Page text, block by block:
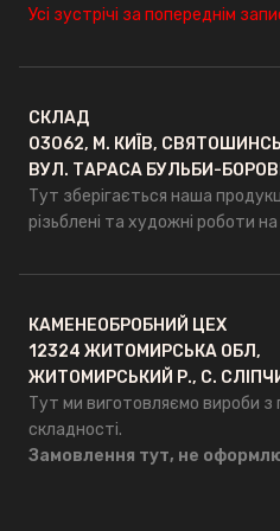
Усі зустрічі за попереднім
СКЛАД
03062, М. КИЇВ,
ВУЛ. ТАРАСА БУЛЬБИ-
Тут зберігається наша
різьблені та художні роботи
КАМЕНЕОБРОБНИЙ ЦЕХ
12324 ЖИТОМИРСЬКА ОБЛ,
ЖИТОМИРСЬКИЙ Р., С.
Тут ми виготовляємо вироби з
складності.
Замовлення тут, не